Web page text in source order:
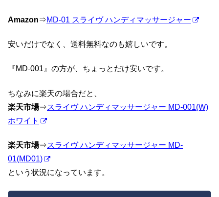
Amazon⇒MD-01 スライヴ ハンディマッサージャー
安いだけでなく、送料無料なのも嬉しいです。
『MD-001』の方が、ちょっとだけ安いです。
ちなみに楽天の場合だと、
楽天市場⇒スライヴ ハンディマッサージャー MD-001(W)
ホワイト
楽天市場⇒スライヴ ハンディマッサージャー MD-
01(MD01)
という状況になっています。